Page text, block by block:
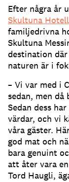
Efter några år
Skultuna Hotell
familjedrivna
Skultuna
destination
naturen är i
– Vi var med i
sedan, men då
Sedan dess
värdar, och vi
våra gäster.
god mat och
bara genuint
att åter vara
Tord Haugli,